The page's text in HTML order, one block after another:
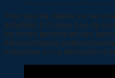
Pour plus de détails sur les
adaptées à chaque type de
les fiches techniques des
démonstrations
instructive sur la rénovation